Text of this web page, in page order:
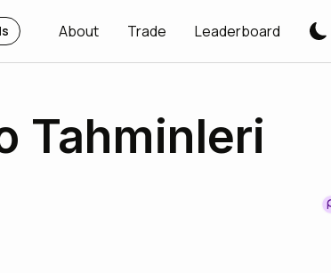
About Trade Leaderboard
Tahminleri